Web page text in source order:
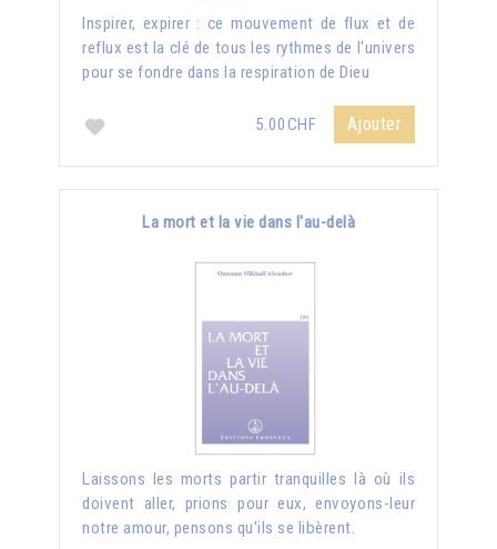
Inspirer, expirer : ce mouvement de flux et de
reflux est la clé de tous les rythmes de l'univers
pour se fondre dans la respiration de Dieu
5.00CHF Ajouter
La mort et la vie dans l'au-delà
Laissons les morts partir tranquilles là où ils
doivent aller, prions pour eux, envoyons-leur
notre amour, pensons qu'ils se libèrent.